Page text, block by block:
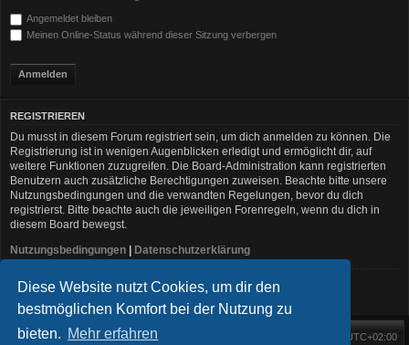
Diese Website nutzt Cookies, um dir den
bestmöglichen Komfort bei der Nutzung zu
bieten. Mehr erfahren
Angemeldet bleiben
Meinen Online-Status während dieser Sitzung verbergen
REGISTRIEREN
Du musst in diesem Forum registriert sein, um dich anmelden zu können. Die
Registrierung ist in wenigen Augenblicken erledigt und ermöglicht dir, auf
weitere Funktionen zuzugreifen. Die Board-Administration kann registrierten
Benutzern auch zusätzliche Berechtigungen zuweisen. Beachte bitte unsere
Nutzungsbedingungen und die verwandten Regelungen, bevor du dich
registrierst. Bitte beachte auch die jeweiligen Forenregeln, wenn du dich in
diesem Board bewegst.
Nutzungsbedingungen | Datenschutzerklärung
Registrieren
Startseite Foren-Übersicht UTC+02:00